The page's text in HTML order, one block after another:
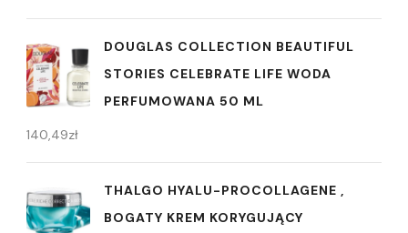
DOUGLAS COLLECTION BEAUTIFUL
STORIES CELEBRATE LIFE WODA
PERFUMOWANA 50 ML
140,49zł
THALGO HYALU-PROCOLLAGENE ,
BOGATY KREM KORYGUJĄCY